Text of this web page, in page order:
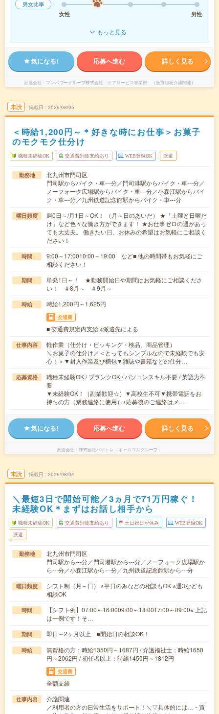
男女比率
女性
男性
もっと見る
気になる! 応募へ進む 詳しく見る
派遣会社 マンパワーグループ株式会社 ケアサービス事業部 （医療福祉介護関連）
未読 掲載日 2026/08/05
＜時給1,200円～＊好きな時にお仕事＞お菓子
のモクモク仕分け
職種未経験OK 交通費別途支給あり WEB登録OK 派遣
勤務地
北九州市門司区
門司駅からバイク・車---分／門司港駅からバイク・車---分／
ノーフォーク広場駅からバイク・車---分／小森江駅からバイ
ク・車---分／九州鉄道記念館駅からバイク・車---分
曜日頻度
週0日～/月1日～OK！ （月～日のあいだ） ★「土曜と日曜だ
け」など色々な働き方ができます！ ★お仕事ゼロの週があっ
ても大丈夫。 働きたい日、お休みの希望はお気軽にご相談く
ださい！
時間
9:00～17:0010:00～19:00 など■ 他の時間帯もお気軽にご
相談ください！
期間
単発1日～！ ★勤務開始日や期間はお気軽にご相談くださ
い！ ＃8月～ ＃9月～
時給 時給1,200円～1,625円
交通費
■ 交通費規定内支給 ※派遣先による
仕事内容
軽作業（仕分け・ピッキング・検品、商品管理）
＼お菓子の仕分け／＜とってもシンプルなので未経験でも安
心！＞▼封入作業及び梱包▼雑誌や書籍などの仕分…
応募資格
職種未経験OK / ブランクOK / パソコンスキル不要 / 英語力不
要
▼未経験OK！（副業歓迎☆）▼高校生不可▼携帯電話をお
持ちの方（業務連絡に使用）※応募後のご連絡はメ…
気になる! 応募へ進む 詳しく見る
派遣会社 株式会社バイトレ（キャムコムグループ）
未読 掲載日 2026/08/04
＼最短3日で開始可能／3ヵ月で71万円稼ぐ！
未経験OK＊まずはお話し相手から
職種未経験OK 交通費別途支給あり 土日祝日が休み WEB登録OK
派遣
勤務地
北九州市門司区
門司駅から---分／門司港駅から---分／ノーフォーク広場駅か
ら---分／小森江駅から---分／九州鉄道記念館駅から---分
曜日頻度
シフト制（月～日） ※平日のみなどの相談もOK ※週3なども
相談OK
時間
【シフト例】07:00～16:0009:00～18:0017:00～09:00※ 上記
は一例です！そ…
期間 即日～2ヶ月以上 ■開始日の相談OK！
時給
無資格の方：時給1350円～1687円 / 介護福祉士：時給1650
円～2062円 / 初任者以上：時給1450円～1812円
交通費
全額支給
仕事内容
介護関連
／利用者の方の日常生活をサポート！＼▽具体的には…・買